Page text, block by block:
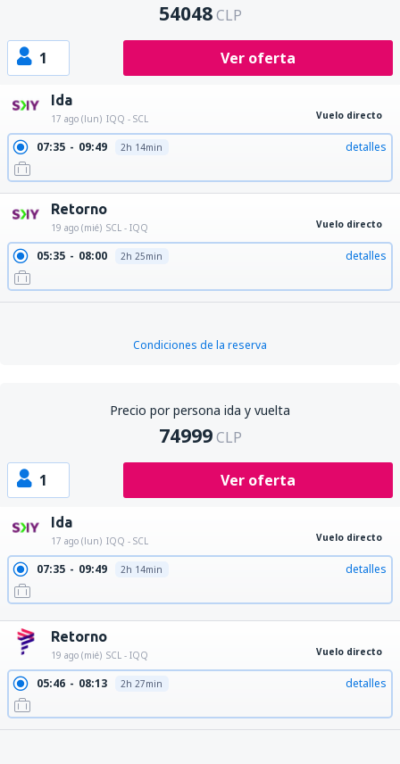
54048 CLP
1 Ver oferta
Ida
17 ago (lun) IQQ - SCL Vuelo directo
07:35 09:49 2h 14min detalles
Retorno
19 ago (mié) SCL - IQQ Vuelo directo
05:35 08:00 2h 25min detalles
Condiciones de la reserva
Precio por persona ida y vuelta
74999 CLP
1 Ver oferta
Ida
17 ago (lun) IQQ - SCL Vuelo directo
07:35 09:49 2h 14min detalles
Retorno
19 ago (mié) SCL - IQQ Vuelo directo
05:46 08:13 2h 27min detalles